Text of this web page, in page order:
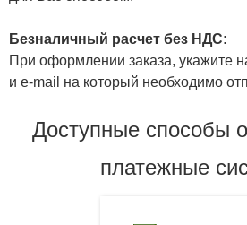
Безналичный расчет без НДС:
При оформлении заказа, укажите
и e-mail на который необходимо
Доступные способы
платежные